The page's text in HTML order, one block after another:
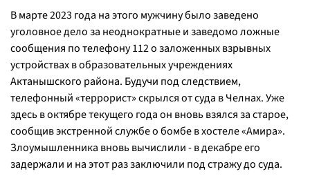
В марте 2023 года на этого мужчину было заведено
уголовное дело за неоднократные и заведомо ложные
сообщения по телефону 112 о заложенных взрывных
устройствах в образовательных учреждениях
Актанышского района. Будучи под следствием,
телефонный «террорист» скрылся от суда в Челнах. Уже
здесь в октябре текущего года он вновь взялся за старое,
сообщив экстренной службе о бомбе в хостеле «Амира».
Злоумышленника вновь вычислили - в декабре его
задержали и на этот раз заключили под стражу до суда.